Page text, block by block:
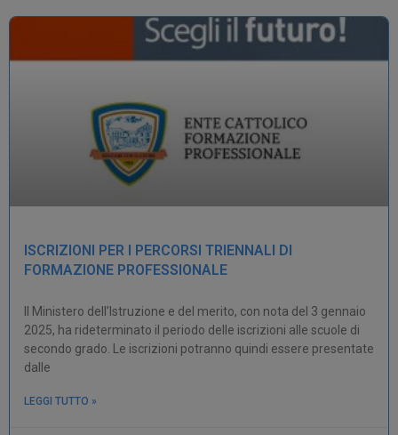
ISCRIZIONI PER I PERCORSI TRIENNALI DI
FORMAZIONE PROFESSIONALE
Il Ministero dell’Istruzione e del merito, con nota del 3 gennaio
2025, ha rideterminato il periodo delle iscrizioni alle scuole di
secondo grado. Le iscrizioni potranno quindi essere presentate
dalle
LEGGI TUTTO »